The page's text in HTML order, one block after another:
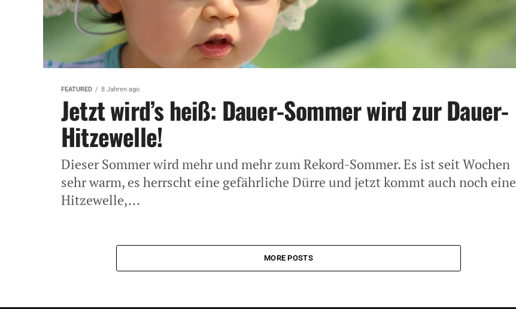
FEATURED 8 Jahren ago
Jetzt wird’s heiß: Dauer-Sommer wird zur Dauer-
Hitzewelle!
Dieser Sommer wird mehr und mehr zum Rekord-Sommer. Es ist seit Wochen
sehr warm, es herrscht eine gefährliche Dürre und jetzt kommt auch noch eine
Hitzewelle,...
MORE POSTS